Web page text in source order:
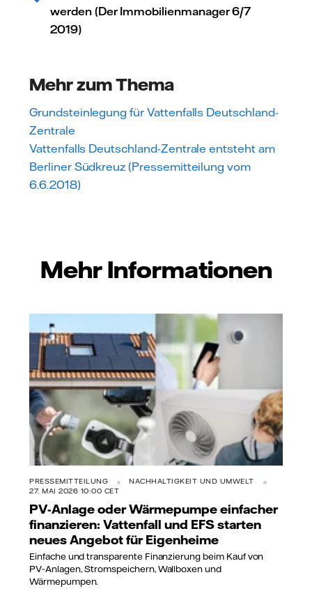
werden (Der Immobilienmanager 6/7
2019)
Mehr zum Thema
Grundsteinlegung für Vattenfalls Deutschland-
Zentrale
Vattenfalls Deutschland-Zentrale entsteht am
Berliner Südkreuz (Pressemitteilung vom
6.6.2018)
Mehr Informationen
PRESSEMITTEILUNG
NACHHALTIGKEIT UND UMWELT
27. MAI 2026 10:00 CET
PV-Anlage oder Wärmepumpe einfacher
finanzieren: Vattenfall und EFS starten
neues Angebot für Eigenheime
Einfache und transparente Finanzierung beim Kauf von
PV‑Anlagen, Stromspeichern, Wallboxen und
Wärmepumpen.